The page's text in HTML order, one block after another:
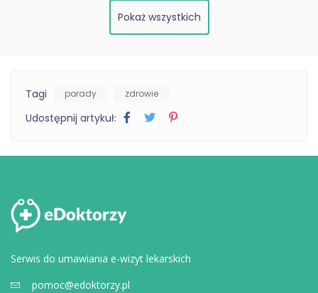
Pokaż wszystkich
Tagi porady zdrowie
Udostępnij artykuł:
Serwis do umawiania e-wizyt lekarskich
pomoc@edoktorzy.pl